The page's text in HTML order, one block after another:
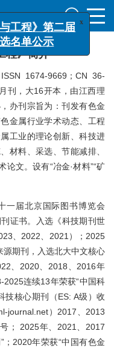
程》简介
1674-9669；CN 36-
刊，大16开本，由江西理
办刊宗旨为：刊发有色金
金属行业学术动态、工程
工业的理论创新、科技进
材料、采选、节能减排、
文。设有“冶金·材料”“矿
一届北京国际图书博览会
证书。入选《科技期刊世
、2022、2021）；2025
期刊，入选北大中文核心
、2020、2018、2016年
2025连续13年荣获“中国科
技核心期刊（ES: A级）收
journal.net）2017、2013
； 2025年、2021、2017
2020年荣获“中国有色金
工程》第二届
名单公示